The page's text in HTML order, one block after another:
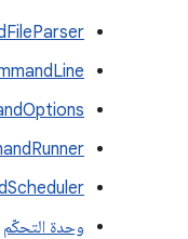
وحدة التحكّم